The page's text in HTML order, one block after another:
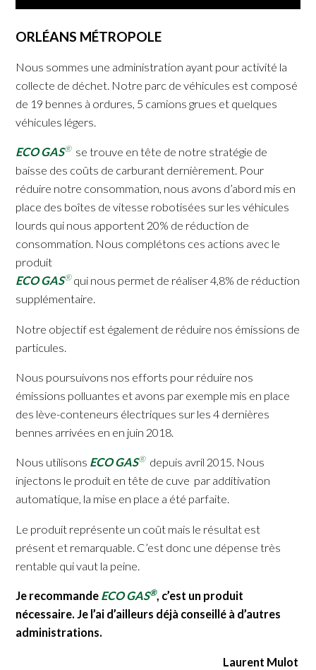
ORLÉANS MÉTROPOLE
Nous sommes une administration ayant pour activité la
collecte de déchet. Notre parc de véhicules est composé
de 19 bennes à ordures, 5 camions grues et quelques
véhicules légers.
ECO GAS®se trouve en tête de notre stratégie de
baisse des coûts de carburant dernièrement. Pour
réduire notre consommation, nous avons d’abord mis en
place des boîtes de vitesse robotisées sur les véhicules
lourds qui nous apportent 20% de réduction de
consommation. Nous complétons ces actions avec le
produit
ECO GAS®qui nous permet de réaliser 4,8% de réduction
supplémentaire.
Notre objectif est également de réduire nos émissions de
particules.
Nous poursuivons nos efforts pour réduire nos
émissions polluantes et avons par exemple mis en place
des lève-conteneurs électriques sur les 4 dernières
bennes arrivées en en juin 2018.
Nous utilisons ECO GAS®depuis avril 2015. Nous
injectons le produit en tête de cuve par additivation
automatique, la mise en place a été parfaite.
Le produit représente un coût mais le résultat est
présent et remarquable. C’est donc une dépense très
rentable qui vaut la peine.
Je recommande ECO GAS®, c’est un produit
nécessaire. Je l’ai d’ailleurs déjà conseillé à d’autres
administrations.
Laurent Mulot